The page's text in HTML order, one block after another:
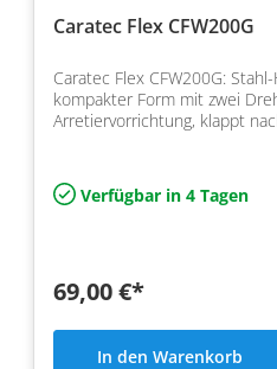
Caratec Flex CFW200G
Caratec Flex CFW200G:
kompakter Form mit zwei
Arretiervorrichtung, klappt
Verfügbar in 4 Tagen
69,00 €*
In den Warenkorb